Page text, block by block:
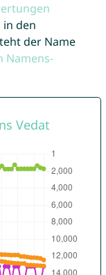
in den
der Name
Namens-